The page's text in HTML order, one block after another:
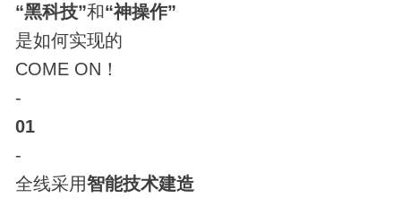
“黑科技”和“神操作”
是如何实现的
COME ON！
-
01
-
全线采用智能技术建造